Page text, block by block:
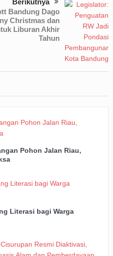
Berikutnya
Bandung Dago
Christmas dan
Liburan Akhir
Tahun
Pohon Jalan Riau,
Literasi bagi Warga